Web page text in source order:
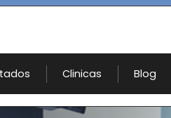
Clinicas Blog